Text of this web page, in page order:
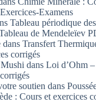
Examens
Tableau périodique des
de Mendeleïev
dans Transfert
corrigés
dans Loi d’Ohm
soutien dans
: Cours et exercices